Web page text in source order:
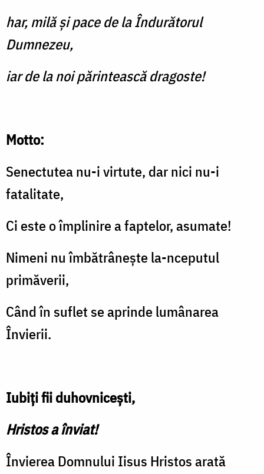
har, milă şi pace de la Îndurătorul
Dumnezeu,
iar de la noi părintească dragoste!
Motto:
Senectutea nu-i virtute, dar nici nu-i
fatalitate,
Ci este o împlinire a faptelor, asumate!
Nimeni nu îmbătrânește la-nceputul
primăverii,
Când în suflet se aprinde lumânarea
Învierii.
Iubiţi fii duhovniceşti,
Hristos a înviat!
Învierea Domnului Iisus Hristos arată